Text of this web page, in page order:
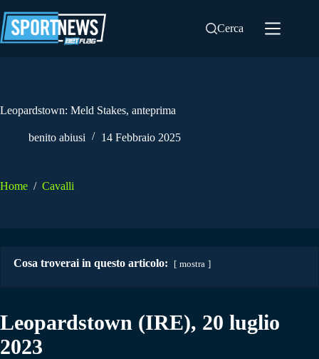
al
contenuto
Cerca
Leopardstown: Meld Stakes, anteprima
benito abiusi 14 Febbraio 2025
Home / Cavalli
Cosa troverai in questo articolo: mostra
Leopardstown (IRE), 20 luglio
2023